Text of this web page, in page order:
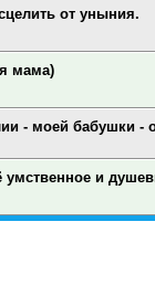
от уныния.
мама)
- моей бабушки -
и